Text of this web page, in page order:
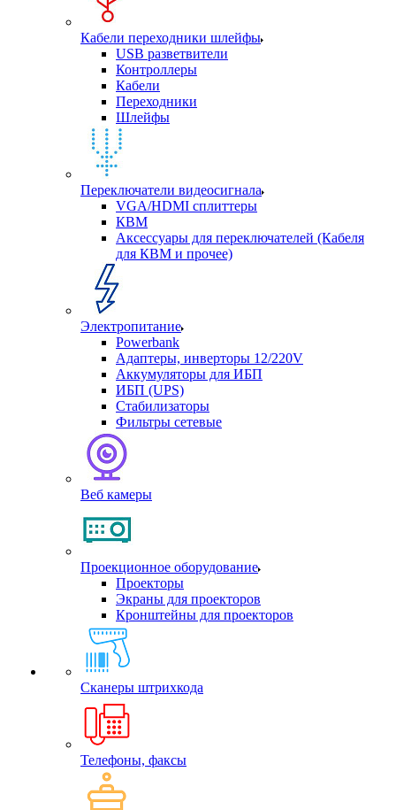
Кабели переходники шлейфы
USB разветвители
Контроллеры
Кабели
Переходники
Шлейфы
Переключатели видеосигнала
VGA/HDMI сплиттеры
КВМ
Аксессуары для переключателей (Кабеля
для КВМ и прочее)
Электропитание
Powerbank
Адаптеры, инверторы 12/220V
Аккумуляторы для ИБП
ИБП (UPS)
Стабилизаторы
Фильтры сетевые
Веб камеры
Проекционное оборудование
Проекторы
Экраны для проекторов
Кронштейны для проекторов
Сканеры штрихкода
Телефоны, факсы